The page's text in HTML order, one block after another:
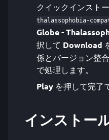
クイックインスト
thalassophobia-
Globe -
択して Download
係とバージョン整
で処理します。
Play を押して完了
インストー